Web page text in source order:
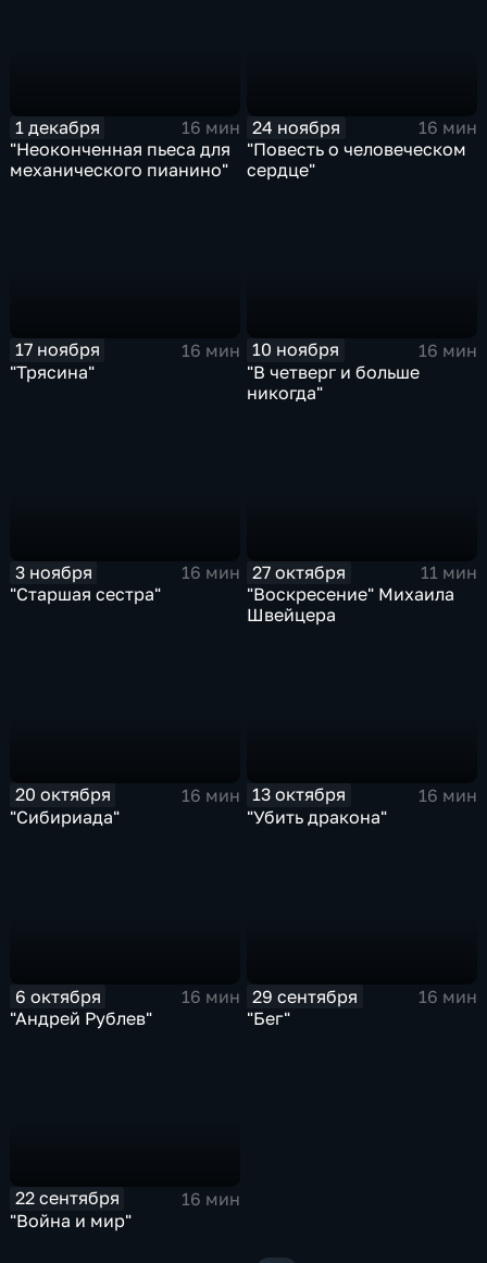
1 декабря
16 мин
"Неоконченная пьеса для
механического пианино"
24 ноября
16 мин
"Повесть о человеческом
сердце"
17 ноября
16 мин
"Трясина"
10 ноября
16 мин
"В четверг и больше
никогда"
3 ноября
16 мин
"Старшая сестра"
27 октября
11 мин
"Воскресение" Михаила
Швейцера
20 октября
16 мин
"Сибириада"
13 октября
16 мин
"Убить дракона"
6 октября
16 мин
"Андрей Рублев"
29 сентября
16 мин
"Бег"
22 сентября
16 мин
"Война и мир"